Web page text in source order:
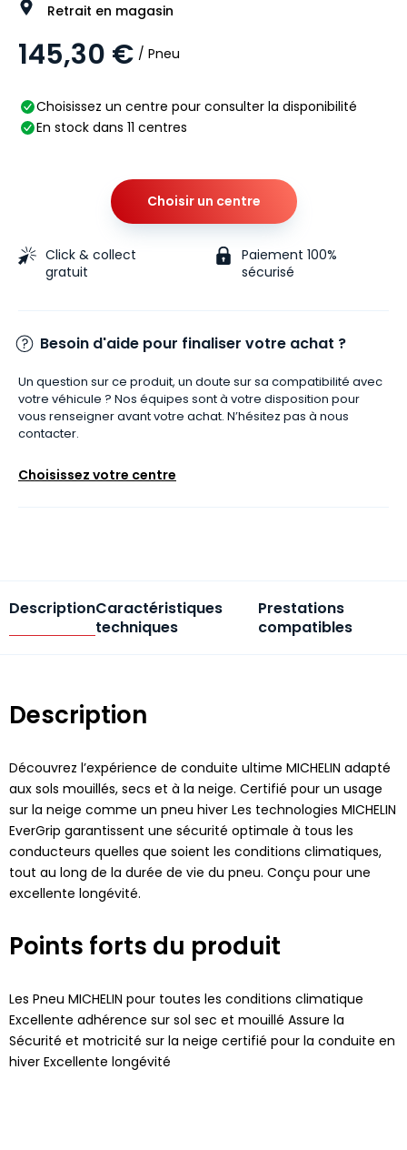
Retrait en magasin
145,30 € / Pneu
Choisissez un centre pour consulter la disponibilité
En stock dans 11 centres
Choisir un centre
Click & collect
gratuit
Paiement 100%
sécurisé
Besoin d'aide pour finaliser votre achat ?
Un question sur ce produit, un doute sur sa compatibilité avec
votre véhicule ? Nos équipes sont à votre disposition pour
vous renseigner avant votre achat. N’hésitez pas à nous
contacter.
Choisissez votre centre
DescriptionCaractéristiques
techniques
Prestations
compatibles
Description
Découvrez l’expérience de conduite ultime MICHELIN adapté
aux sols mouillés, secs et à la neige. Certifié pour un usage
sur la neige comme un pneu hiver Les technologies MICHELIN
EverGrip garantissent une sécurité optimale à tous les
conducteurs quelles que soient les conditions climatiques,
tout au long de la durée de vie du pneu. Conçu pour une
excellente longévité.
Points forts du produit
Les Pneu MICHELIN pour toutes les conditions climatique
Excellente adhérence sur sol sec et mouillé Assure la
Sécurité et motricité sur la neige certifié pour la conduite en
hiver Excellente longévité